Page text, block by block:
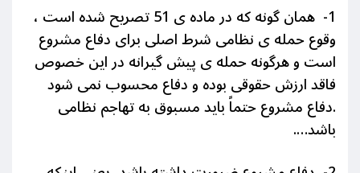
1- همان گونه که در ماده ی 51 تصریح شده است ،
وقوع حمله ی نظامی شرط اصلی برای دفاع مشروع
است و هرگونه حمله ی پیش گیرانه در این خصوص
فاقد ارزش حقوقی بوده و دفاع محسوب نمی شود
.دفاع مشروع حتماً باید مسبوق به تهاجم نظامی
باشد….